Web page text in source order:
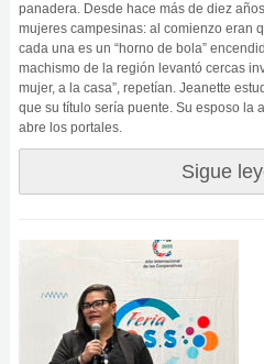
panadera. Desde hace más de diez
mujeres campesinas: al comienzo eran
cada una es un “horno de bola”
machismo de la región levantó cercas
mujer, a la casa”, repetían. Jeanette
que su título sería puente. Su esposo la
abre los portales.
Sigue